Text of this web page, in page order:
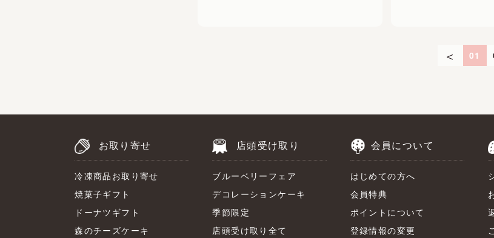
＜ 01
お取り寄せ
冷凍商品お取り寄せ
焼菓子ギフト
ドーナツギフト
森のチーズケーキ
店頭受け取り
ブルーベリーフェア
デコレーションケーキ
季節限定
店頭受け取り全て
会員について
はじめての方へ
会員特典
ポイントについて
登録情報の変更